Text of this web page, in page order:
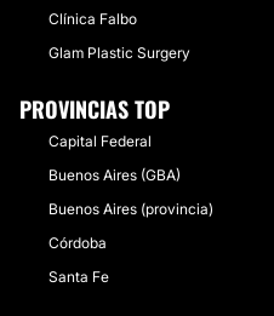
Clínica Falbo
Glam Plastic Surgery
PROVINCIAS TOP
Capital Federal
Buenos Aires (GBA)
Buenos Aires (provincia)
Córdoba
Santa Fe